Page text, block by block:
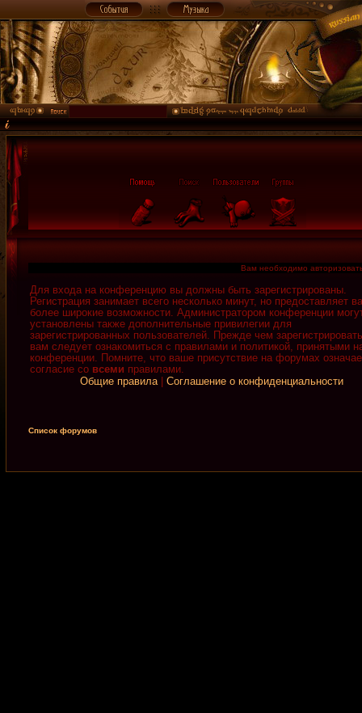
Вам необходимо
Для входа на конференцию вы должны быть зарегистрированы.
Регистрация занимает всего несколько минут, но предоставляет
более широкие возможности. Администратором конференции
установлены также дополнительные привилегии для
зарегистрированных пользователей. Прежде чем
вам следует ознакомиться с правилами и политикой, принятыми
конференции. Помните, что ваше присутствие на форумах
согласие со всеми правилами.
Общие правила| Соглашение о конфиденциальности
Список форумов